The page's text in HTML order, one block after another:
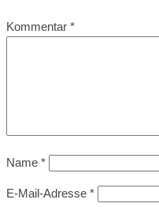
Kommentar *
Name *
E-Mail-Adresse *